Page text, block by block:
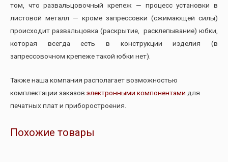
том, что развальцовочный крепеж — процесс установки в
листовой металл — кроме запрессовки (сжимающей силы)
происходит развальцовка (раскрытие, расклепывание) юбки,
которая всегда есть в конструкции изделия (в
запрессовочном крепеже такой юбки нет).
Также наша компания располагает возможностью
комплектации заказов электронными компонентами для
печатных плат и приборостроения.
Похожие товары